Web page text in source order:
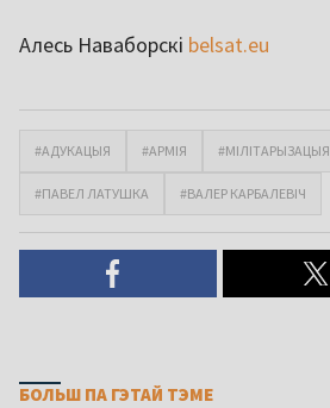
Алесь Наваборскі belsat.eu
#АДУКАЦЫЯ #АРМІЯ #МІЛІТАРЫЗАЦЫЯ
#ПАВЕЛ ЛАТУШКА #ВАЛЕР КАРБАЛЕВІЧ
БОЛЬШ ПА ГЭТАЙ ТЭМЕ